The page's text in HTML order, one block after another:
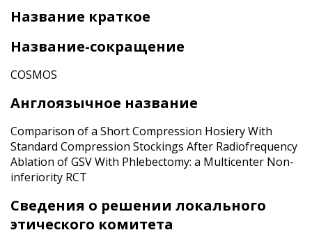
Название краткое
Название-сокращение
COSMOS
Англоязычное название
Comparison of a Short Compression Hosiery With
Standard Compression Stockings After Radiofrequency
Ablation of GSV With Phlebectomy: a Multicenter Non-
inferiority RCT
Сведения о решении локального
этического комитета